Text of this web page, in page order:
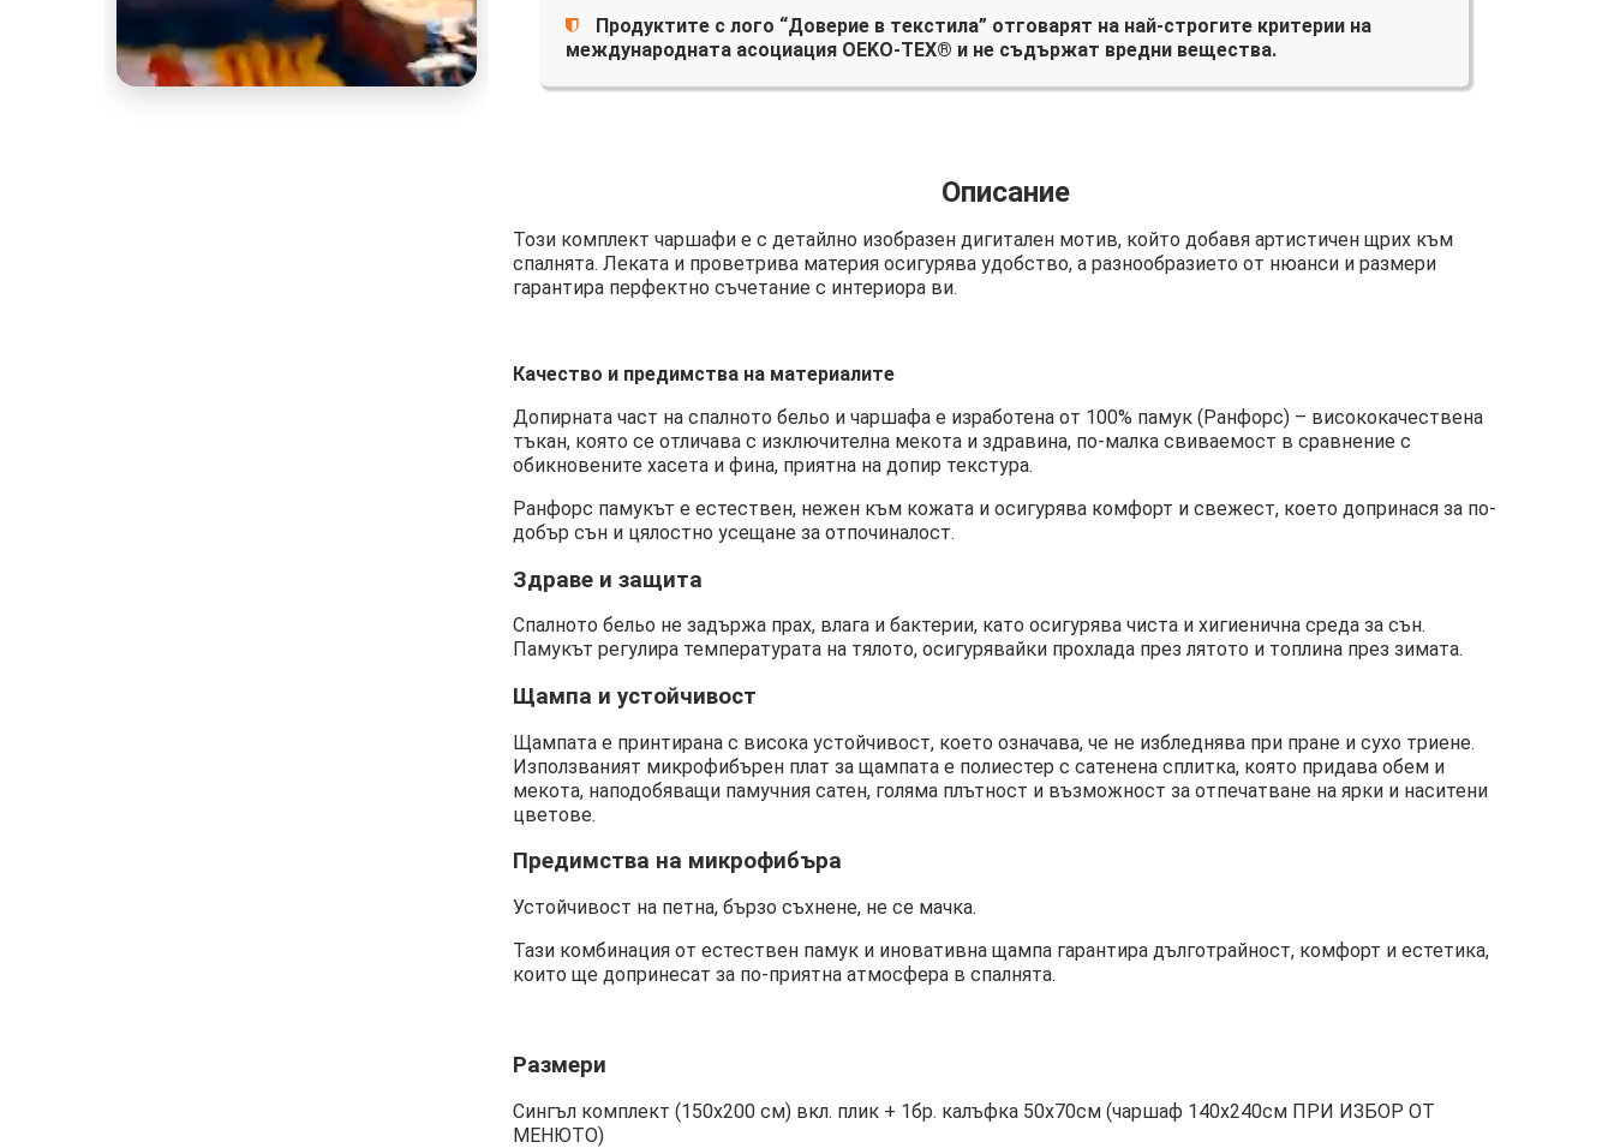
Продуктите с лого “Доверие в текстила” отговарят на най-строгите критерии на
международната асоциация OEKO-TEX® и не съдържат вредни вещества.
Описание
Този комплект чаршафи е с детайлно изобразен дигитален мотив, който добавя артистичен щрих към
спалнята. Леката и проветрива материя осигурява удобство, а разнообразието от нюанси и размери
гарантира перфектно съчетание с интериора ви.
Качество и предимства на материалите
Допирната част на спалното бельо и чаршафа е изработена от 100% памук (Ранфорс) – висококачествена
тъкан, която се отличава с изключителна мекота и здравина, по-малка свиваемост в сравнение с
обикновените хасета и фина, приятна на допир текстура.
Ранфорс памукът е естествен, нежен към кожата и осигурява комфорт и свежест, което допринася за по-
добър сън и цялостно усещане за отпочиналост.
Здраве и защита
Спалното бельо не задържа прах, влага и бактерии, като осигурява чиста и хигиенична среда за сън.
Памукът регулира температурата на тялото, осигурявайки прохлада през лятото и топлина през зимата.
Щампа и устойчивост
Щампата е принтирана с висока устойчивост, което означава, че не избледнява при пране и сухо триене.
Използваният микрофибърен плат за щампата е полиестер с сатенена сплитка, която придава обем и
мекота, наподобяващи памучния сатен, голяма плътност и възможност за отпечатване на ярки и наситени
цветове.
Предимства на микрофибъра
Устойчивост на петна, бързо съхнене, не се мачка.
Тази комбинация от естествен памук и иновативна щампа гарантира дълготрайност, комфорт и естетика,
които ще допринесат за по-приятна атмосфера в спалнята.
Размери
Сингъл комплект (150х200 см) вкл. плик + 1бр. калъфка 50х70см (чаршаф 140х240см ПРИ ИЗБОР ОТ
МЕНЮТО)